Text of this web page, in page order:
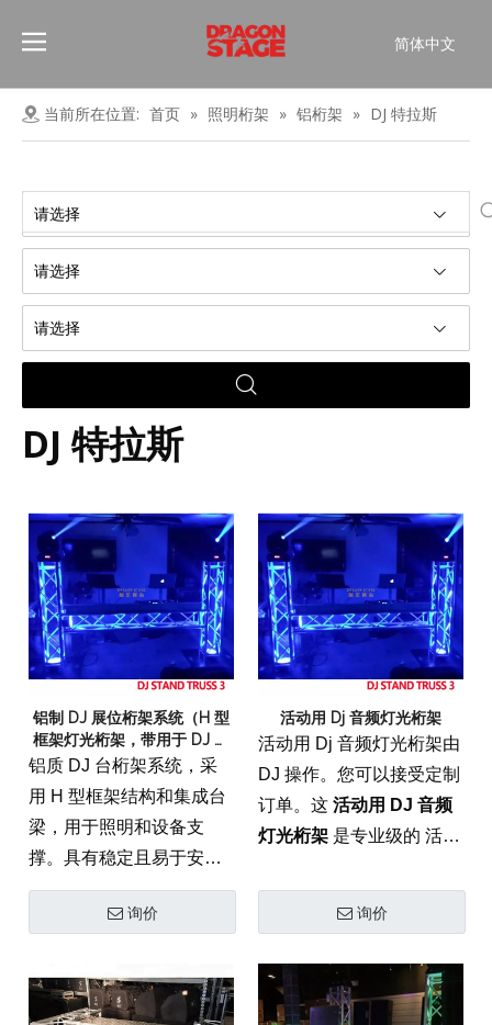
简体中文
Pусский
Español
English
当前所在位置: 首页 » 照明桁架 » 铝桁架 » DJ 特拉斯
请选择
请选择
请选择
DJ 特拉斯
铝制 DJ 展位桁架系统（H 型
框架灯光桁架，带用于 DJ 设
置的台梁）
铝质 DJ 台桁架系统，采
用 H 型框架结构和集成台
梁，用于照明和设备支
撑。具有稳定且易于安装
的设计，非常适合 DJ 设
置、小型活动和便携式舞
询价
活动用 Dj 音频灯光桁架
活动用 Dj 音频灯光桁架由
DJ 操作。您可以接受定制
订单。这 活动用 DJ 音频
灯光桁架 是专业级的 活动
声音和动态灯光而设计的
性和 负载能力 需要重型线
阵列和复杂的 舞台灯.
询价